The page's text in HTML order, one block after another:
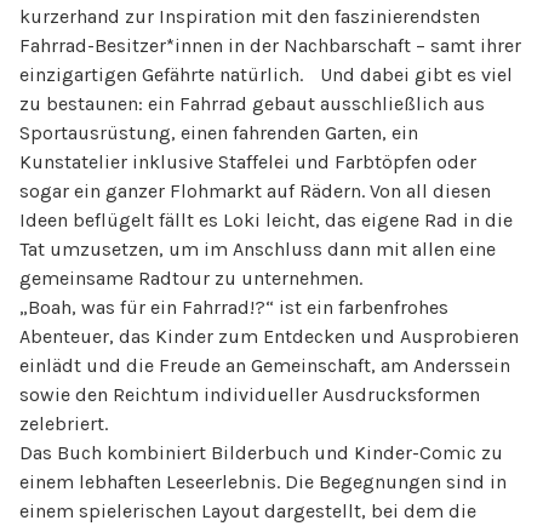
kurzerhand zur Inspiration mit den faszinierendsten
Fahrrad-Besitzer*innen in der Nachbarschaft – samt ihrer
einzigartigen Gefährte natürlich. Und dabei gibt es viel
zu bestaunen: ein Fahrrad gebaut ausschließlich aus
Sportausrüstung, einen fahrenden Garten, ein
Kunstatelier inklusive Staffelei und Farbtöpfen oder
sogar ein ganzer Flohmarkt auf Rädern. Von all diesen
Ideen beflügelt fällt es Loki leicht, das eigene Rad in die
Tat umzusetzen, um im Anschluss dann mit allen eine
gemeinsame Radtour zu unternehmen.
„Boah, was für ein Fahrrad!?“ ist ein farbenfrohes
Abenteuer, das Kinder zum Entdecken und Ausprobieren
einlädt und die Freude an Gemeinschaft, am Anderssein
sowie den Reichtum individueller Ausdrucksformen
zelebriert.
Das Buch kombiniert Bilderbuch und Kinder-Comic zu
einem lebhaften Leseerlebnis. Die Begegnungen sind in
einem spielerischen Layout dargestellt, bei dem die